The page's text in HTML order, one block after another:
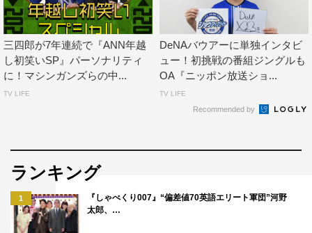
三四郎が7年連続で『ANN年越
し初笑いSP』パーソナリティ
に！マシンガンズらの中...
TV LIFE
DeNAバウアーに単独インタビ
ュー！初挑戦の番組ジングルも
OA『ニッポン放送ショ...
TV LIFE
Recommended by
ランキング
1
『しゃべくり007』“偏差値70英語エリート軍団”河野
太郎、…